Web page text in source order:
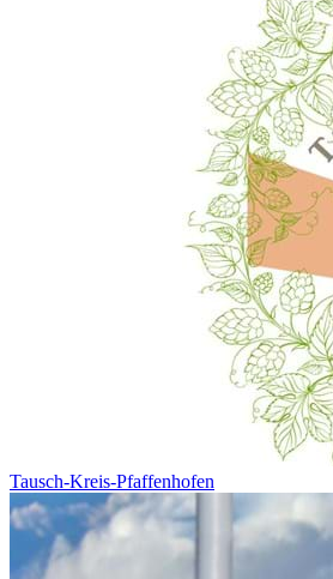
Tausch-Kreis-Pfaffenhofen